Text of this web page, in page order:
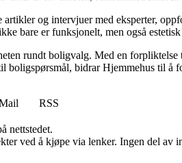
og intervjuer med eksperter,
bare er funksjonelt, men også
rundt boligvalg. Med en
bidrar Hjemmehus til å
RSS
nettstedet.
ved å kjøpe via lenker. Ingen del av